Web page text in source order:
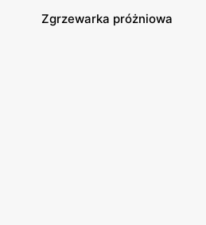
Zgrzewarka próżniowa